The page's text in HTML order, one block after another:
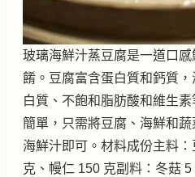
玻璃海鮮汁蒸豆腐是一道口
餚。豆腐富含蛋白質和鈣質
白質、不飽和脂肪酸和維生
簡單，只需將豆腐、海鮮和
海鮮汁即可。材料成份主料
克、幔仁 150 克副料：冬菇 5